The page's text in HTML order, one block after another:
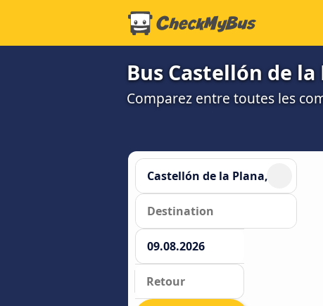
Bus Castellón de
Comparez entre toutes les